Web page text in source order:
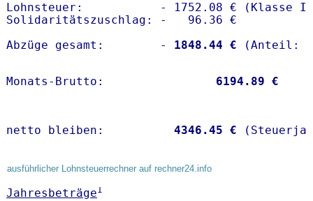
Lohnsteuer:           - 1752.08 € (Klasse I)
Solidaritätszuschlag: -   96.36 €
Abzüge gesamt:        -
1848.44 €
Monats-Brutto: 6194.89 €
netto bleiben: 4346.45 €
ausführlicher Lohnsteuerrechner auf rechner24.info
Jahresbeträge1